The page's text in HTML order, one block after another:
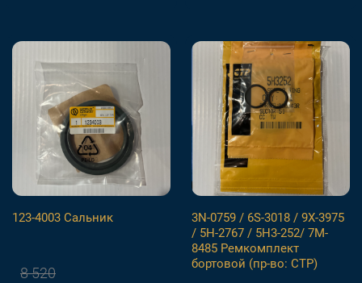
123-4003 Сальник
8 520
3N-0759 / 6S-3018 / 9X-3975
/ 5H-2767 / 5H3-252/ 7M-
8485 Ремкомплект
бортовой (пр-во: СТР)